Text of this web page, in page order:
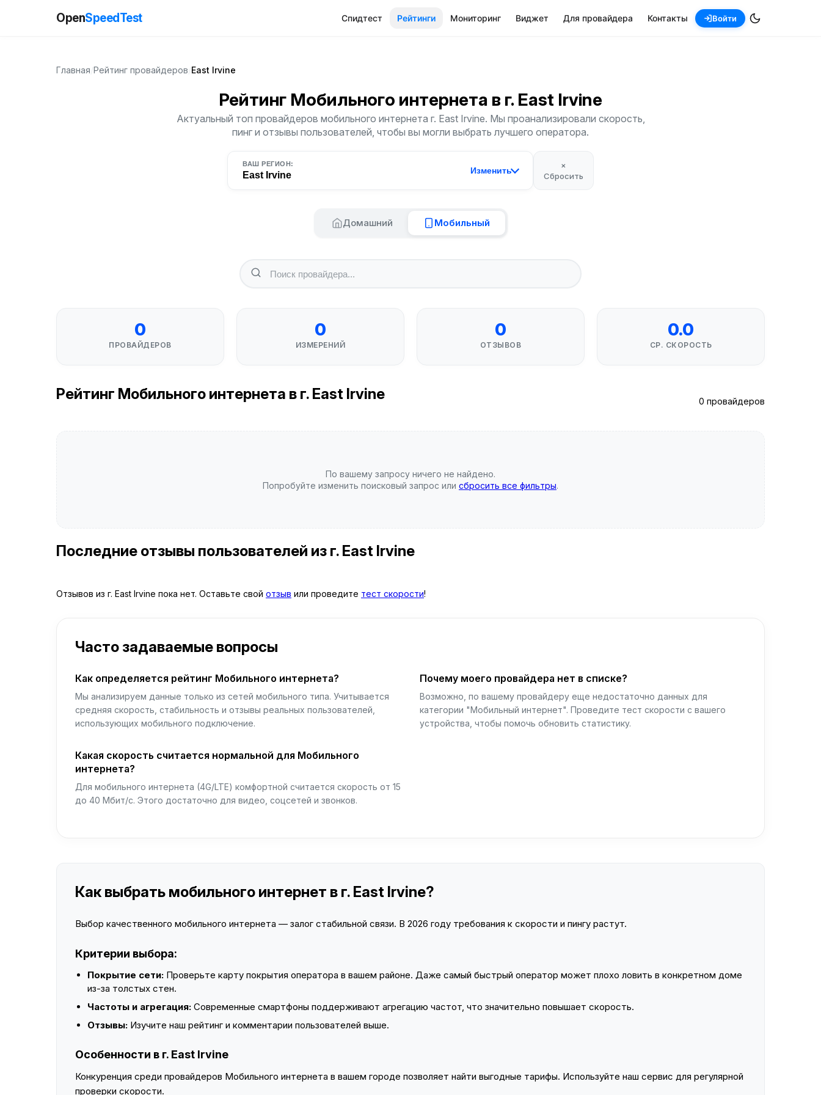
OpenSpeedTest Спидтест Рейтинги Мониторинг Виджет Для провайдера Контакты Войти
Главная Рейтинг провайдеров East Irvine
Рейтинг Мобильного интернета в г. East Irvine
Актуальный топ провайдеров мобильного интернета г. East Irvine. Мы проанализировали скорость,
пинг и отзывы пользователей, чтобы вы могли выбрать лучшего оператора.
ВАШ РЕГИОН:
East Irvine Изменить
×
Сбросить
Домашний Мобильный
0
ПРОВАЙДЕРОВ
0
ИЗМЕРЕНИЙ
0
ОТЗЫВОВ
0.0
СР. СКОРОСТЬ
Рейтинг Мобильного интернета в г. East Irvine 0 провайдеров
По вашему запросу ничего не найдено.
Попробуйте изменить поисковый запрос или сбросить все фильтры.
Последние отзывы пользователей из г. East Irvine
Отзывов из г. East Irvine пока нет. Оставьте свой отзыв или проведите тест скорости!
Часто задаваемые вопросы
Как определяется рейтинг Мобильного интернета?
Мы анализируем данные только из сетей мобильного типа. Учитывается
средняя скорость, стабильность и отзывы реальных пользователей,
использующих мобильного подключение.
Почему моего провайдера нет в списке?
Возможно, по вашему провайдеру еще недостаточно данных для
категории "Мобильный интернет". Проведите тест скорости с вашего
устройства, чтобы помочь обновить статистику.
Какая скорость считается нормальной для Мобильного
интернета?
Для мобильного интернета (4G/LTE) комфортной считается скорость от 15
до 40 Мбит/с. Этого достаточно для видео, соцсетей и звонков.
Как выбрать мобильного интернет в г. East Irvine?
Выбор качественного мобильного интернета — залог стабильной связи. В 2026 году требования к скорости и пингу растут.
Критерии выбора:
Покрытие сети: Проверьте карту покрытия оператора в вашем районе. Даже самый быстрый оператор может плохо ловить в конкретном доме
из-за толстых стен.
Частоты и агрегация: Современные смартфоны поддерживают агрегацию частот, что значительно повышает скорость.
Отзывы: Изучите наш рейтинг и комментарии пользователей выше.
Особенности в г. East Irvine
Конкуренция среди провайдеров Мобильного интернета в вашем городе позволяет найти выгодные тарифы. Используйте наш сервис для регулярной
проверки скорости.